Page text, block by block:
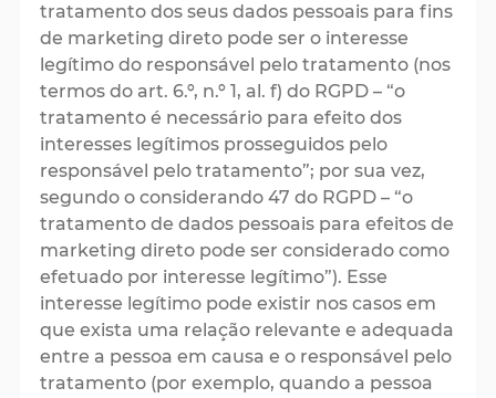
tratamento dos seus dados pessoais para fins
de marketing direto pode ser o interesse
legítimo do responsável pelo tratamento (nos
termos do art. 6.º, n.º 1, al. f) do RGPD – “o
tratamento é necessário para efeito dos
interesses legítimos prosseguidos pelo
responsável pelo tratamento”; por sua vez,
segundo o considerando 47 do RGPD – “o
tratamento de dados pessoais para efeitos de
marketing direto pode ser considerado como
efetuado por interesse legítimo”). Esse
interesse legítimo pode existir nos casos em
que exista uma relação relevante e adequada
entre a pessoa em causa e o responsável pelo
tratamento (por exemplo, quando a pessoa